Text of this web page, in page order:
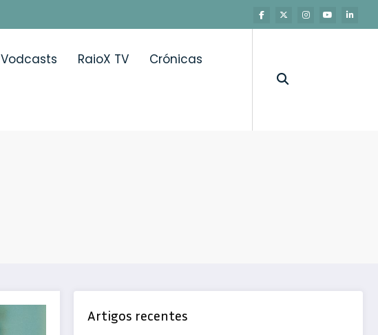
Vodcasts RaioX TV Crónicas
Artigos recentes